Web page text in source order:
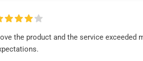
the product and the service exceeded